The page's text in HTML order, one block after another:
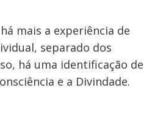
mais a experiência de
separado dos
há uma identificação de
e a Divindade.